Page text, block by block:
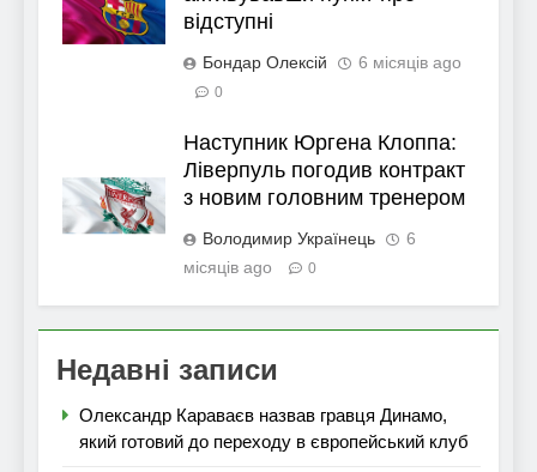
відступні
Бондар Олексій 6 місяців ago
0
Наступник Юргена Клоппа:
Ліверпуль погодив контракт
з новим головним тренером
Володимир Українець
6
місяців ago
0
Недавні записи
Олександр Караваєв назвав гравця Динамо,
який готовий до переходу в європейський клуб